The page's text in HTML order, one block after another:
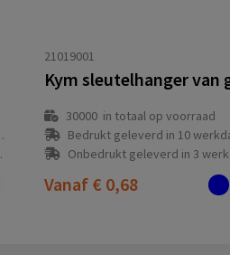
21019001
30000 in totaal op voorraad
Bedrukt geleverd in 10
Onbedrukt geleverd in 3
Vanaf € 0,68